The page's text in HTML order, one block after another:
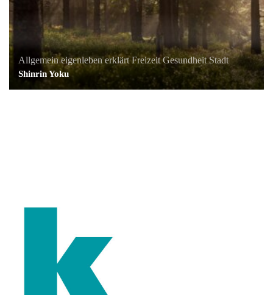
Allgemein eigenleben erklärt Freizeit Gesundheit Stadt
Shinrin Yoku